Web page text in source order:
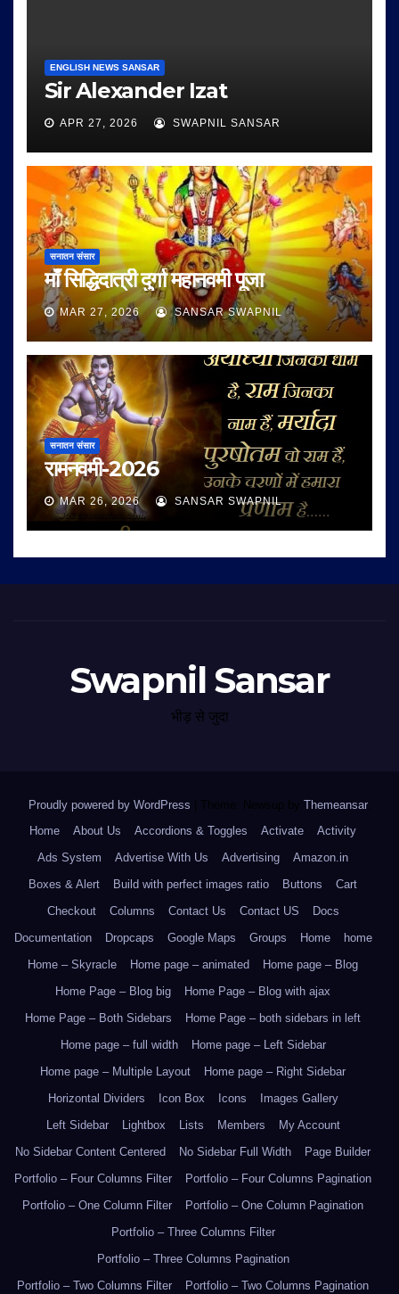
ENGLISH NEWS SANSAR
Sir Alexander Izat
APR 27, 2026 SWAPNIL SANSAR
सनातन संसार
माँ सिद्धिदात्री दुर्गा महानवमी पूजा
MAR 27, 2026 SANSAR SWAPNIL
सनातन संसार
रामनवमी-2026
MAR 26, 2026 SANSAR SWAPNIL
Swapnil Sansar
भीड़ से जुदा
Proudly powered by WordPress Theme: Newsup by Themeansar.
Home
About Us Accordions & Toggles Activate
Activity
Ads System
Advertise With Us Advertising
Amazon.in
Boxes & Alert
Build with perfect images ratio Buttons
Cart
Checkout
Columns Contact Us Contact US
Docs
Documentation
Dropcaps Google Maps Groups Home
home
Home – Skyracle
Home page – animated
Home page – Blog
Home Page – Blog big
Home Page – Blog with ajax
Home Page – Both Sidebars
Home Page – both sidebars in left
Home page – full width
Home page – Left Sidebar
Home page – Multiple Layout
Home page – Right Sidebar
Horizontal Dividers
Icon Box Icons
Images Gallery
Left Sidebar
Lightbox Lists Members
My Account
No Sidebar Content Centered
No Sidebar Full Width
Page Builder
Portfolio – Four Columns Filter
Portfolio – Four Columns Pagination
Portfolio – One Column Filter
Portfolio – One Column Pagination
Portfolio – Three Columns Filter
Portfolio – Three Columns Pagination
Portfolio – Two Columns Filter
Portfolio – Two Columns Pagination